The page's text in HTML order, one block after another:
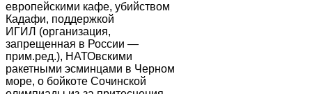
европейскими кафе, убийством
Кадафи, поддержкой
ИГИЛ (организация,
запрещенная в России —
прим.ред.), НАТОвскими
ракетными эсминцами в Черном
море, о бойкоте Сочинской